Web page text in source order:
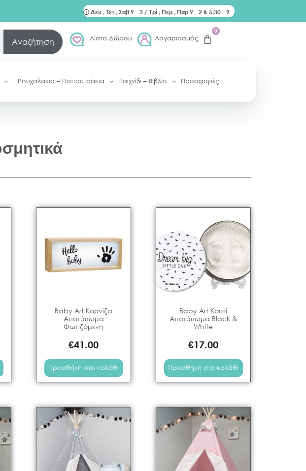
Δευ , Τετ , Σαβ 9 - 3 / Τρί , Πεμ , Παρ 9 - 2 & 5:30 - 9
Αναζήτηση Λίστα Δώρου Λογαριασμός
0
Ρουχαλάκια – Παπουτσάκια Παιχνίδι – Βιβλίο Προσφορές
Baby Art Κορνίζα
Αποτύπωμα
Φωτιζόμενη
€41.00
Προσθήκη στο καλάθι
Baby Art Κουτί
Αποτύπωμα Black &
White
€17.00
Προσθήκη στο καλάθι